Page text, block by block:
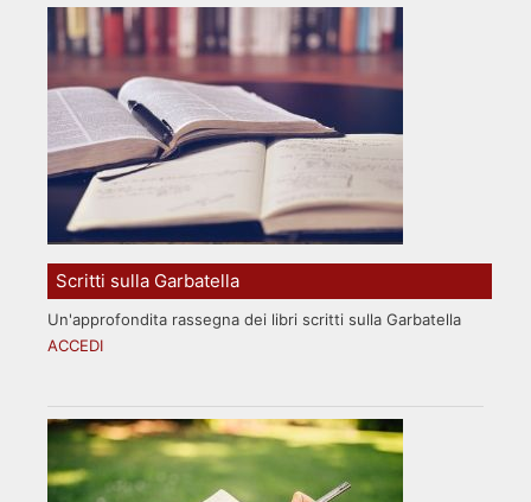
Scritti sulla Garbatella
Un'approfondita rassegna dei libri scritti sulla Garbatella
ACCEDI